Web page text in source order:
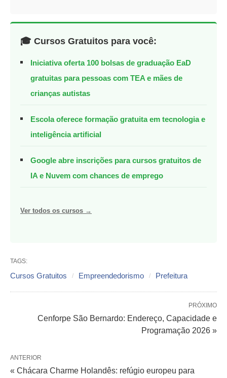
🎓 Cursos Gratuitos para você:
Iniciativa oferta 100 bolsas de graduação EaD
gratuitas para pessoas com TEA e mães de
crianças autistas
Escola oferece formação gratuita em tecnologia e
inteligência artificial
Google abre inscrições para cursos gratuitos de
IA e Nuvem com chances de emprego
Ver todos os cursos →
TAGS:
Cursos Gratuitos Empreendedorismo Prefeitura
PRÓXIMO
Cenforpe São Bernardo: Endereço, Capacidade e
Programação 2026 »
ANTERIOR
« Chácara Charme Holandês: refúgio europeu para